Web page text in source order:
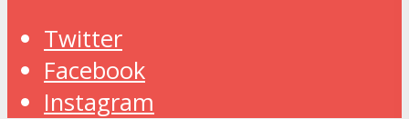
Twitter
Facebook
Instagram